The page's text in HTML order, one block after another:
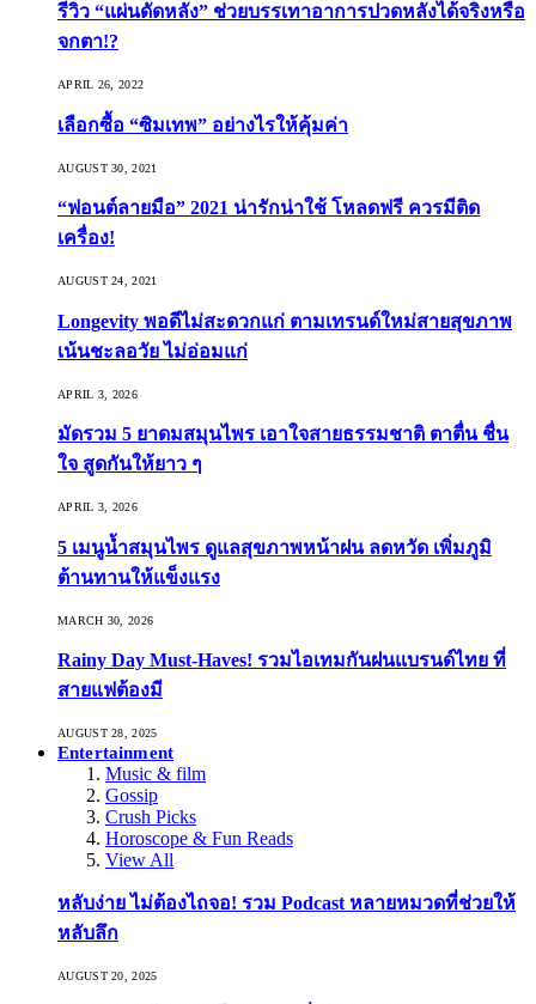
รีวิว “แผ่นดัดหลัง” ช่วยบรรเทาอาการปวดหลังได้จริงหรือ
จกตา!?
APRIL 26, 2022
เลือกซื้อ “ซิมเทพ” อย่างไรให้คุ้มค่า
AUGUST 30, 2021
“ฟอนต์ลายมือ” 2021 น่ารักน่าใช้ โหลดฟรี ควรมีติด
เครื่อง!
AUGUST 24, 2021
Longevity พอดีไม่สะดวกแก่ ตามเทรนด์ใหม่สายสุขภาพ
เน้นชะลอวัย ไม่อ่อมแก่
APRIL 3, 2026
มัดรวม 5 ยาดมสมุนไพร เอาใจสายธรรมชาติ ตาตื่น ชื่น
ใจ สูดกันให้ยาว ๆ
APRIL 3, 2026
5 เมนูน้ำสมุนไพร ดูแลสุขภาพหน้าฝน ลดหวัด เพิ่มภูมิ
ต้านทานให้แข็งแรง
MARCH 30, 2026
Rainy Day Must-Haves! รวมไอเทมกันฝนแบรนด์ไทย ที่
สายแฟต้องมี
AUGUST 28, 2025
Entertainment
Music & film
Gossip
Crush Picks
Horoscope & Fun Reads
View All
หลับง่าย ไม่ต้องไถจอ! รวม Podcast หลายหมวดที่ช่วยให้
หลับลึก
AUGUST 20, 2025